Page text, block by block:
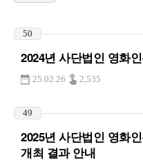
50
2024년 사단법인 영화
25.02.26 2,535
49
2025년 사단법인 영화
개최 결과 안내